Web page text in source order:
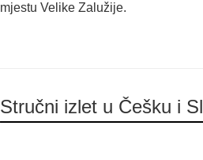
mjestu Velike Zalužije.
Stručni izlet u Češku i